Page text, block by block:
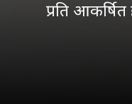
प्रति आकर्षित